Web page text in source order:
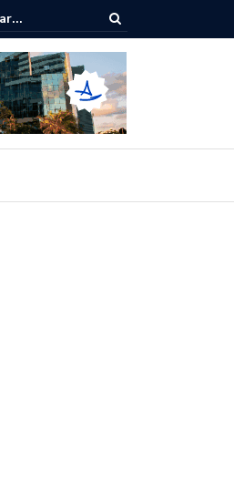
de Coimbra sobre parcerias para